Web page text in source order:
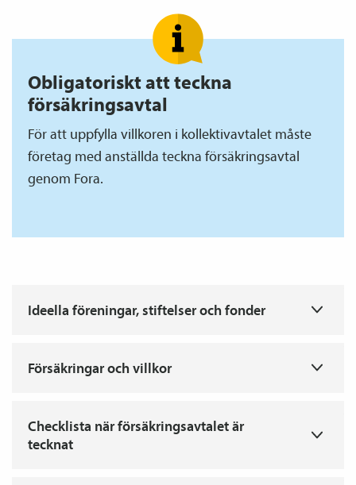
Obligatoriskt att teckna
försäkrings­avtal
För att uppfylla villkoren i kollektiv­avtalet måste
företag med anställda teckna försäkrings­avtal
genom Fora.
Ideella föreningar, stiftelser och fonder
Försäkringar och villkor
Checklista när försäkringsavtalet är
tecknat